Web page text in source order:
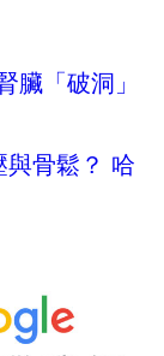
臟「破洞」
與骨鬆？ 哈